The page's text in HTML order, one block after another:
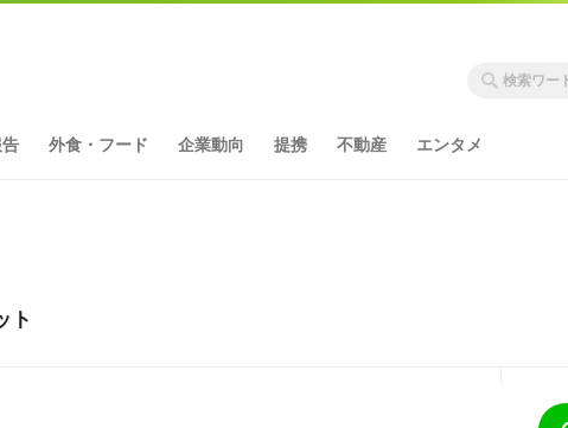
外食・フード 企業動向 提携 不動産 エンタメ
ト